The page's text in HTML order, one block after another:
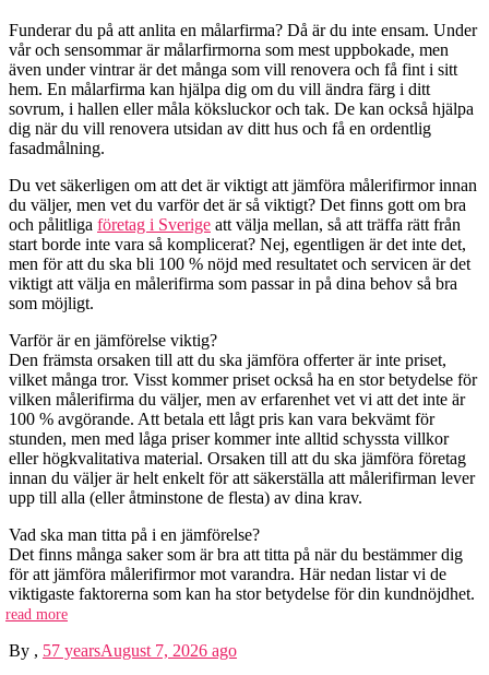
Funderar du på att anlita en målarfirma? Då är du inte ensam. Under
vår och sensommar är målarfirmorna som mest uppbokade, men
även under vintrar är det många som vill renovera och få fint i sitt
hem. En målarfirma kan hjälpa dig om du vill ändra färg i ditt
sovrum, i hallen eller måla köksluckor och tak. De kan också hjälpa
dig när du vill renovera utsidan av ditt hus och få en ordentlig
fasadmålning.
Du vet säkerligen om att det är viktigt att jämföra målerifirmor innan
du väljer, men vet du varför det är så viktigt? Det finns gott om bra
och pålitliga företag i Sverige att välja mellan, så att träffa rätt från
start borde inte vara så komplicerat? Nej, egentligen är det inte det,
men för att du ska bli 100 % nöjd med resultatet och servicen är det
viktigt att välja en målerifirma som passar in på dina behov så bra
som möjligt.
Varför är en jämförelse viktig?
Den främsta orsaken till att du ska jämföra offerter är inte priset,
vilket många tror. Visst kommer priset också ha en stor betydelse för
vilken målerifirma du väljer, men av erfarenhet vet vi att det inte är
100 % avgörande. Att betala ett lågt pris kan vara bekvämt för
stunden, men med låga priser kommer inte alltid schyssta villkor
eller högkvalitativa material. Orsaken till att du ska jämföra företag
innan du väljer är helt enkelt för att säkerställa att målerifirman lever
upp till alla (eller åtminstone de flesta) av dina krav.
Vad ska man titta på i en jämförelse?
Det finns många saker som är bra att titta på när du bestämmer dig
för att jämföra målerifirmor mot varandra. Här nedan listar vi de
viktigaste faktorerna som kan ha stor betydelse för din kundnöjdhet.
read more
By , 57 yearsAugust 7, 2026 ago